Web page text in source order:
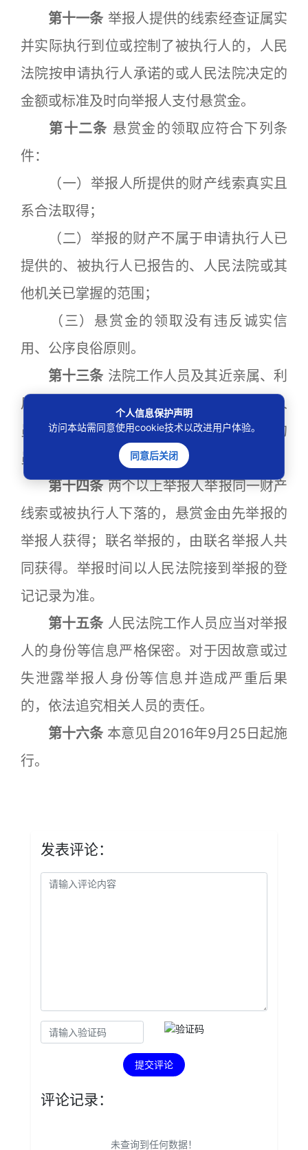
第十一条 举报人提供的线索经查证属实
并实际执行到位或控制了被执行人的，人民
法院按申请执行人承诺的或人民法院决定的
金额或标准及时向举报人支付悬赏金。
第十二条 悬赏金的领取应符合下列条
件：
（一）举报人所提供的财产线索真实且
系合法取得；
（二）举报的财产不属于申请执行人已
提供的、被执行人已报告的、人民法院或其
他机关已掌握的范围；
（三）悬赏金的领取没有违反诚实信
用、公序良俗原则。
第十三条 法院工作人员及其近亲属、利
用职务便利获取线索举报的国家机关工作人
员、申请执行人及其代理人、申请执行人的
员工，不得领取悬赏金。
第十四条两个以上举报人举报同一财产
线索或被执行人下落的，悬赏金由先举报的
举报人获得；联名举报的，由联名举报人共
同获得。举报时间以人民法院接到举报的登
记记录为准。
第十五条 人民法院工作人员应当对举报
人的身份等信息严格保密。对于因故意或过
失泄露举报人身份等信息并造成严重后果
的，依法追究相关人员的责任。
第十六条 本意见自2016年9月25日起施
行。
发表评论：
提交评论
评论记录：
未查询到任何数据！
个人信息保护声明
访问本站需同意使用cookie技术以改进用户体验。
同意后关闭